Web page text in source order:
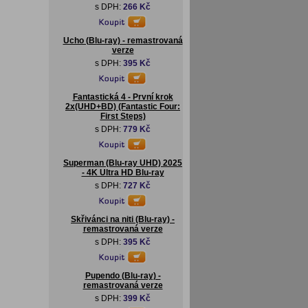
s DPH: 266 Kč
Ucho (Blu-ray) - remastrovaná
verze
s DPH: 395 Kč
Fantastická 4 - První krok
2x(UHD+BD) (Fantastic Four:
First Steps)
s DPH: 779 Kč
Superman (Blu-ray UHD) 2025
- 4K Ultra HD Blu-ray
s DPH: 727 Kč
Skřivánci na niti (Blu-ray) -
remastrovaná verze
s DPH: 395 Kč
Pupendo (Blu-ray) -
remastrovaná verze
s DPH: 399 Kč